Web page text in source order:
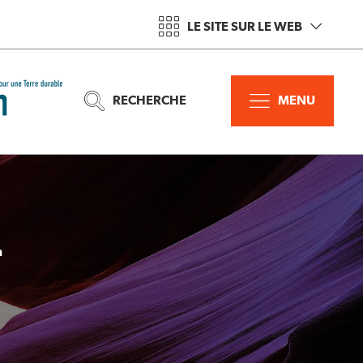
LE SITE SUR LE WEB
RECHERCHE MENU